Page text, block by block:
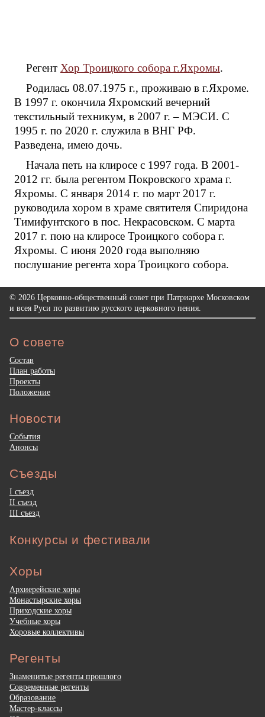
Регент Хор Троицкого собора г.Яхромы.
Родилась 08.07.1975 г., проживаю в г.Яхроме.
В 1997 г. окончила Яхромский вечерний
текстильный техникум, в 2007 г. – МЭСИ. С
1995 г. по 2020 г. служила в ВНГ РФ.
Разведена, имею дочь.
Начала петь на клиросе с 1997 года. В 2001-
2012 гг. была регентом Покровского храма г.
Яхромы. С января 2014 г. по март 2017 г.
руководила хором в храме святителя Спиридона
Тимифунтского в пос. Некрасовском. С марта
2017 г. пою на клиросе Троицкого собора г.
Яхромы. С июня 2020 года выполняю
послушание регента хора Троицкого собора.
© 2026 Церковно-общественный совет при Патриархе Московском
и всея Руси по развитию русского церковного пения.
О совете
Состав
План работы
Проекты
Положение
Новости
События
Анонсы
Съезды
I съезд
II съезд
III съезд
Конкурсы и фестивали
Хоры
Архиерейские хоры
Монастырские хоры
Приходские хоры
Учебные хоры
Хоровые коллективы
Регенты
Знаменитые регенты прошлого
Современные регенты
Образование
Мастер-классы